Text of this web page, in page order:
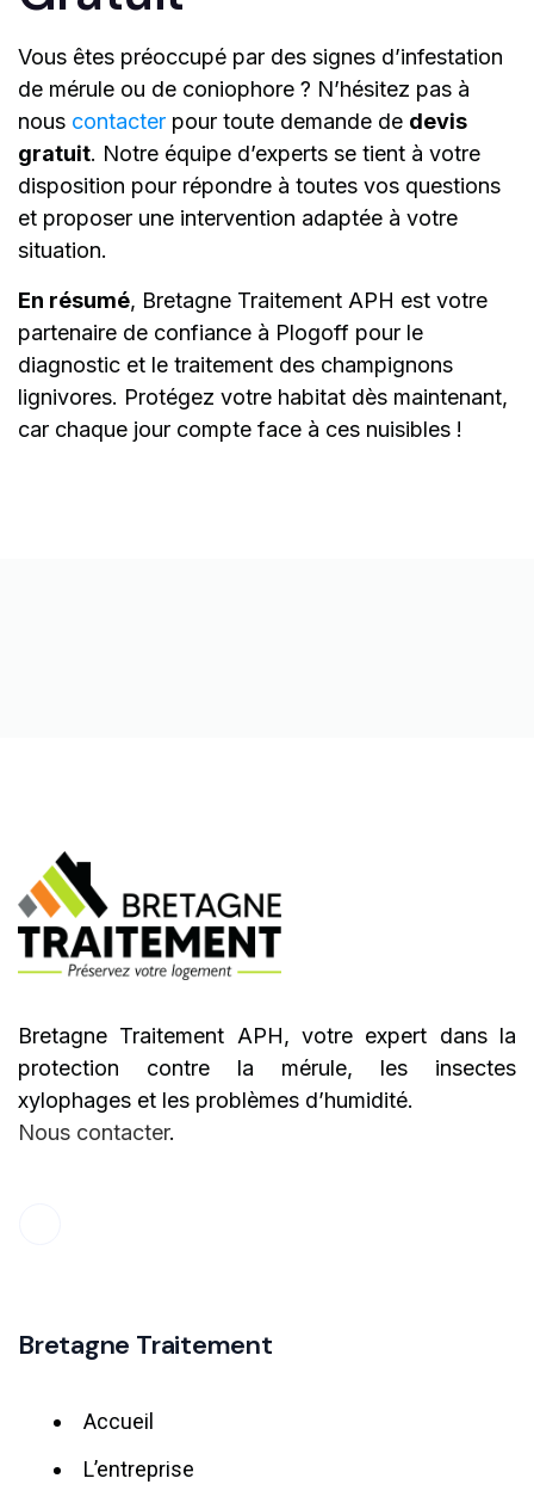
Vous êtes préoccupé par des signes d’infestation
de mérule ou de coniophore ? N’hésitez pas à
nous contacter pour toute demande de devis
gratuit. Notre équipe d’experts se tient à votre
disposition pour répondre à toutes vos questions
et proposer une intervention adaptée à votre
situation.
En résumé, Bretagne Traitement APH est votre
partenaire de confiance à Plogoff pour le
diagnostic et le traitement des champignons
lignivores. Protégez votre habitat dès maintenant,
car chaque jour compte face à ces nuisibles !
Bretagne Traitement APH, votre expert dans la
protection contre la mérule, les insectes
xylophages et les problèmes d’humidité.
Nous contacter.
Bretagne Traitement
Accueil
L’entreprise